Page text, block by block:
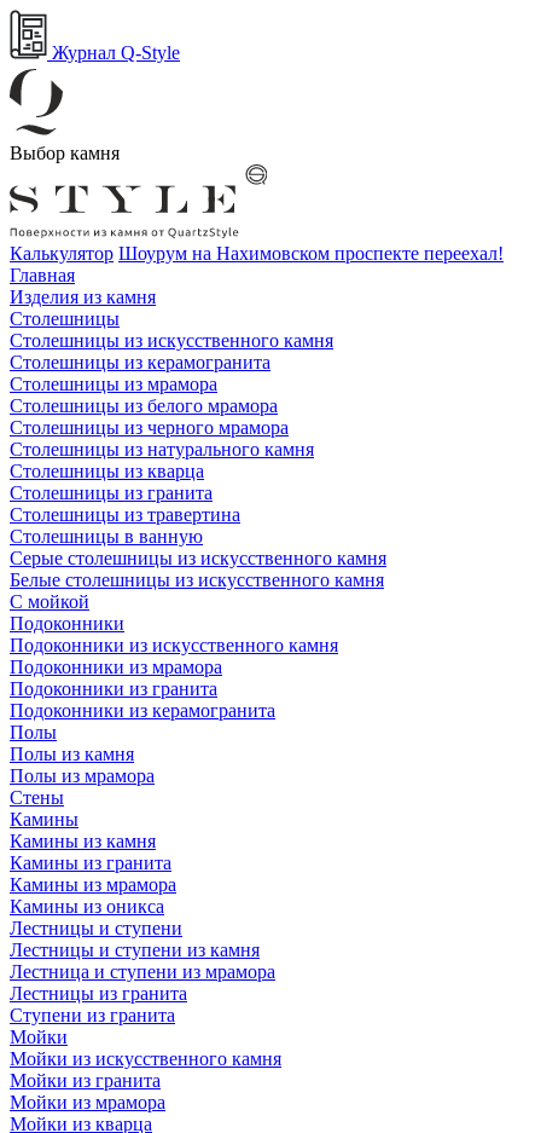
Журнал Q-Style
Выбор камня
Калькулятор Шоурум на Нахимовском проспекте переехал!
Главная
Изделия из камня
Столешницы
Столешницы из искусственного камня
Столешницы из керамогранита
Столешницы из мрамора
Столешницы из белого мрамора
Столешницы из черного мрамора
Столешницы из натурального камня
Столешницы из кварца
Столешницы из гранита
Столешницы из травертина
Столешницы в ванную
Серые столешницы из искусственного камня
Белые столешницы из искусственного камня
С мойкой
Подоконники
Подоконники из искусственного камня
Подоконники из мрамора
Подоконники из гранита
Подоконники из керамогранита
Полы
Полы из камня
Полы из мрамора
Стены
Камины
Камины из камня
Камины из гранита
Камины из мрамора
Камины из оникса
Лестницы и ступени
Лестницы и ступени из камня
Лестница и ступени из мрамора
Лестницы из гранита
Ступени из гранита
Мойки
Мойки из искусственного камня
Мойки из гранита
Мойки из мрамора
Мойки из кварца